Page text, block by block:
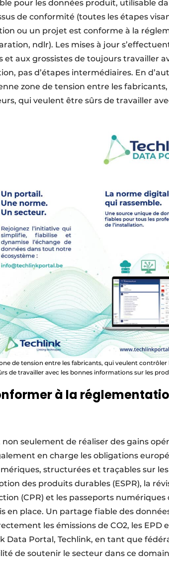
pour les données produit, utilisable
de conformité (toutes les étapes
ou un projet est conforme à la
ndlr). Les mises à jour
aux grossistes de toujours travailler
pas d’étapes intermédiaires. En
zone de tension entre les
qui veulent être sûrs de travailler
de tension entre les fabricants, qui veulent contrôler
de travailler avec les bonnes informations sur les
à la
seulement de réaliser des gains
en charge les obligations
structurées et traçables sur
des produits durables (ESPR), la
(CPR) et les passeports numériques
en place. Un partage fiable des
les émissions de CO2, les EPD
Data Portal, Techlink, en tant que
de soutenir le secteur dans ce